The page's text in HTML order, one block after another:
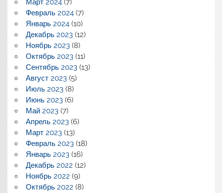
Март 2024(7)
Февраль 2024(7)
Январь 2024(10)
Декабрь 2023(12)
Ноябрь 2023(8)
Октябрь 2023(11)
Сентябрь 2023(13)
Август 2023(5)
Июль 2023(8)
Июнь 2023(6)
Май 2023(7)
Апрель 2023(6)
Март 2023(13)
Февраль 2023(18)
Январь 2023(16)
Декабрь 2022 (12)
Ноябрь 2022 (9)
Октябрь 2022 (8)